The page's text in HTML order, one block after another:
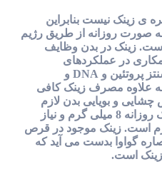
ی زینک نیست بنابراین
صورت روزانه از طریق رژیم
زینک در بدن وظایف
در عملکردهای
آنزیمی، سیستم ایمنی، سنتز پروتئین و DNA و
علاوه مصرف زینک کافی
و بویایی بدن لازم
است. نیاز خانم ها به زینک روزانه 8 میلی گرم و نیاز
11 میلی گرم است. زینک موجود در قرص
گواوا بدست می آید که